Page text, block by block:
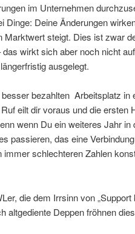
im Unternehmen
Dinge: Deine Änderungen
Marktwert steigt. Dies ist zwar
wirkt sich aber noch nicht
ausgelegt.
bezahlten Arbeitsplatz in
eilt dir voraus und die ersten
wenn Du ein weiteres Jahr in
passieren, das eine
schlechteren Zahlen
die dem Irrsinn von „Support
altgediente Deppen fröhnen